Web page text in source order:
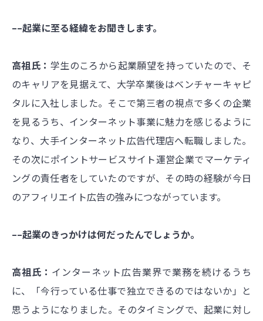
––起業に至る経緯をお聞きします。
高祖氏： 学生のころから起業願望を持っていたので、そ
のキャリアを見据えて、大学卒業後はベンチャーキャピ
タルに入社しました。そこで第三者の視点で多くの企業
を見るうち、インターネット事業に魅力を感じるように
なり、大手インターネット広告代理店へ転職しました。
その次にポイントサービスサイト運営企業でマーケティ
ングの責任者をしていたのですが、その時の経験が今日
のアフィリエイト広告の強みにつながっています。
––起業のきっかけは何だったんでしょうか。
高祖氏： インターネット広告業界で業務を続けるうち
に、「今行っている仕事で独立できるのではないか」と
思うようになりました。そのタイミングで、起業に対し